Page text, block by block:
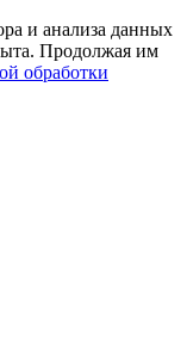
и анализа данных
Продолжая им
обработки